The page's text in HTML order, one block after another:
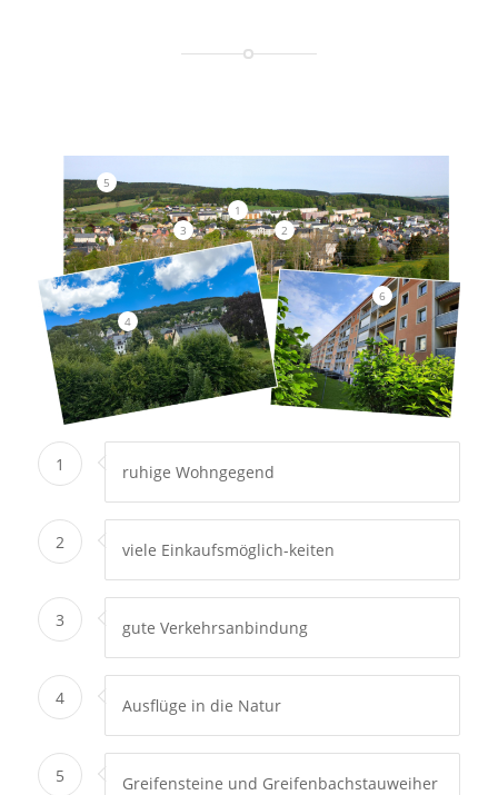
1
2
3
4
5
6
1 ruhige Wohngegend
2 viele Einkaufsmöglich-keiten
3 gute Verkehrsanbindung
4 Ausflüge in die Natur
5 Greifensteine und Greifenbachstauweiher